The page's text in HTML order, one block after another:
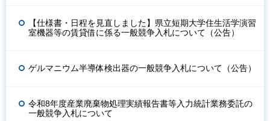
【仕様書・日程を見直しました】県立短期大学住生活学演習
室機器等の賃貸借に係る一般競争入札について（公告）
ゲルマニウム半導体検出器の一般競争入札について（公告）
令和8年度産業廃棄物処理実績報告書等入力統計業務委託の
一般競争入札について